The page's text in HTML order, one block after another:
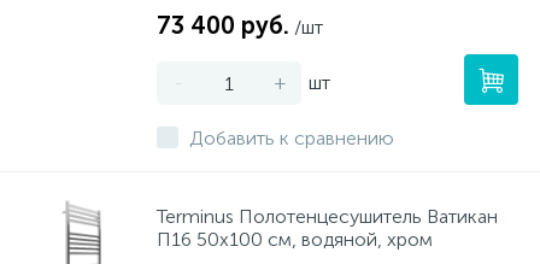
73 400 руб. /шт
- + шт
Добавить к сравнению
Terminus Полотенцесушитель Ватикан
П16 50х100 см, водяной, хром